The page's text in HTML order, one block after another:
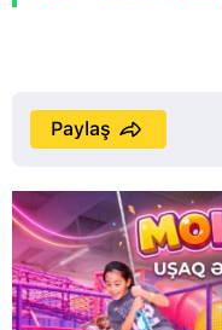
Paylaş